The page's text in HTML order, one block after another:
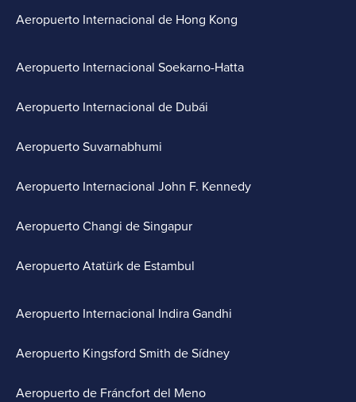
Aeropuerto Internacional de Hong Kong
Aeropuerto Internacional Soekarno-Hatta
Aeropuerto Internacional de Dubái
Aeropuerto Suvarnabhumi
Aeropuerto Internacional John F. Kennedy
Aeropuerto Changi de Singapur
Aeropuerto Atatürk de Estambul
Aeropuerto Internacional Indira Gandhi
Aeropuerto Kingsford Smith de Sídney
Aeropuerto de Fráncfort del Meno